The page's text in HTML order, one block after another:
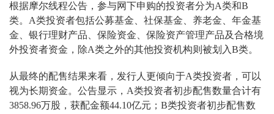
根据摩尔线程公告，参与网下申购的投资者分为A类和B
类。 A类投资者包括公募基金、社保基金、养老金、年金基
金、银行理财产品、保险资金、保险资产管理产品及合格境
外投资者资金，除A类之外的其他投资机构则被划入B类。
从最终的配售结果来看，发行人更倾向于A类投资者，可以
视为长期资金。公告显示， A类投资者初步配售数量合计有
3858.96万股，获配金额44.10亿元；B类投资者初步配售数